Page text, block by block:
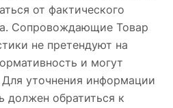
от фактического
Сопровождающие Товар
не претендуют на
и могут
уточнения информации
должен обратиться к